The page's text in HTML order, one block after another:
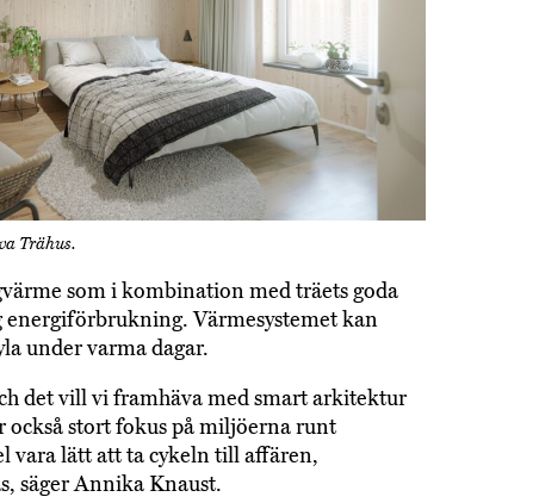
Trähus.
som i kombination med träets goda
energiförbrukning. Värmesystemet kan
under varma dagar.
det vill vi framhäva med smart arkitektur
också stort fokus på miljöerna runt
vara lätt att ta cykeln till affären,
säger Annika Knaust.